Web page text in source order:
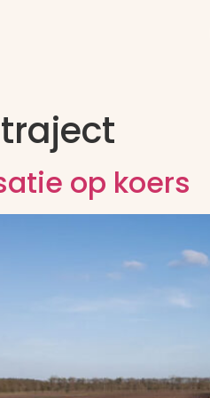
op koers